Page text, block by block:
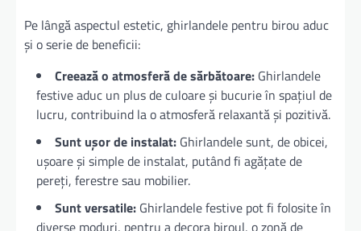
Pe lângă aspectul estetic, ghirlandele pentru birou aduc
și o serie de beneficii:
Creează o atmosferă de sărbătoare: Ghirlandele
festive aduc un plus de culoare și bucurie în spațiul de
lucru, contribuind la o atmosferă relaxantă și pozitivă.
Sunt ușor de instalat: Ghirlandele sunt, de obicei,
ușoare și simple de instalat, putând fi agățate de
pereți, ferestre sau mobilier.
Sunt versatile: Ghirlandele festive pot fi folosite în
diverse moduri, pentru a decora biroul, o zonă de